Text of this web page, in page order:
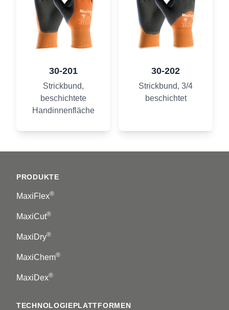
30-201
Strickbund,
beschichtete
Handinnenfläche
30-202
Strickbund, 3/4
beschichtet
PRODUKTE
MaxiFlex®
MaxiCut®
MaxiDry®
MaxiChem®
MaxiDex®
TECHNOLOGIEPLATTFORMEN